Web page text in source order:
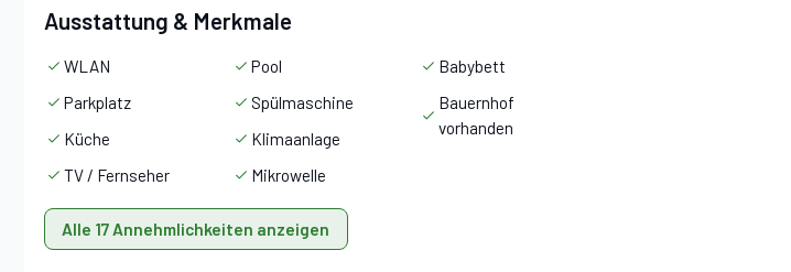
Ausstattung & Merkmale
WLAN
Parkplatz
Küche
TV / Fernseher
Pool
Spülmaschine
Klimaanlage
Mikrowelle
Babybett
Bauernhof
vorhanden
Alle 17 Annehmlichkeiten anzeigen